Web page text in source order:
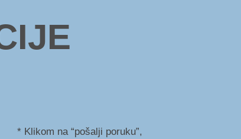
* Klikom na “pošalji poruku”,